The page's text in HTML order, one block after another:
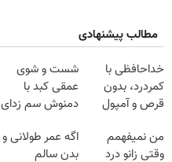
مطالب پیشنهادی
خداحافظی با
کمردرد، بدون
قرص و آمپول
شست و شوی
عمقی کبد با
دمنوش سم زدای
من نمیفهمم
وقتی زانو درد
اگه عمر طولانی و
بدن سالم